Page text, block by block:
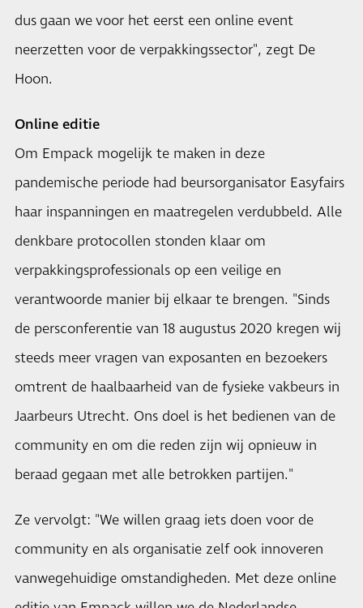
dus gaan we voor het eerst een online event
neerzetten voor de verpakkingssector", zegt De
Hoon.
Online editie
Om Empack mogelijk te maken in deze
pandemische periode had beursorganisator Easyfairs
haar inspanningen en maatregelen verdubbeld. Alle
denkbare protocollen stonden klaar om
verpakkingsprofessionals op een veilige en
verantwoorde manier bij elkaar te brengen. "Sinds
de persconferentie van 18 augustus 2020 kregen wij
steeds meer vragen van exposanten en bezoekers
omtrent de haalbaarheid van de fysieke vakbeurs in
Jaarbeurs Utrecht. Ons doel is het bedienen van de
community en om die reden zijn wij opnieuw in
beraad gegaan met alle betrokken partijen."
Ze vervolgt: "We willen graag iets doen voor de
community en als organisatie zelf ook innoveren
vanwegehuidige omstandigheden. Met deze online